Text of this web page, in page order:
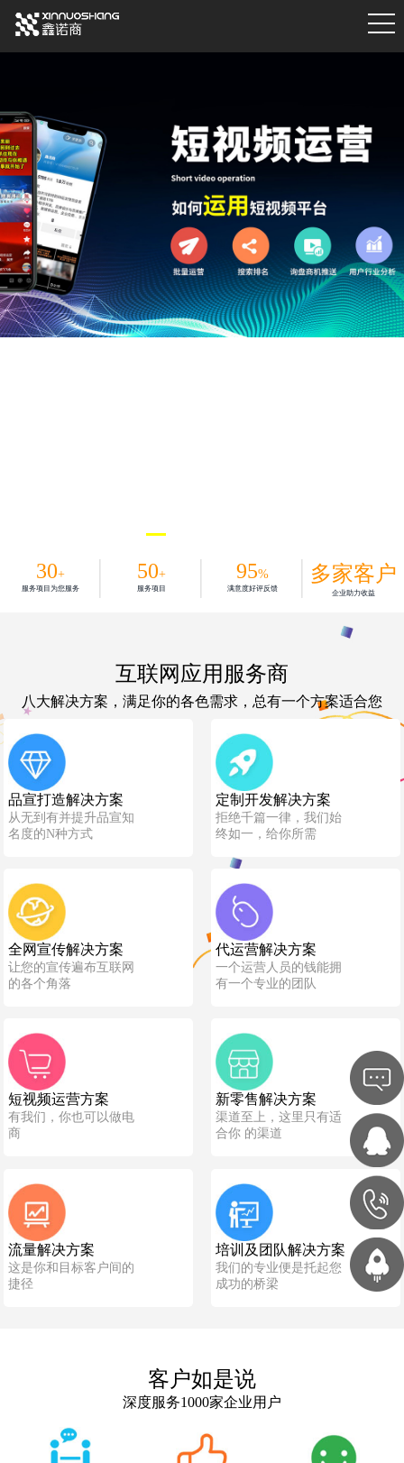
30+
服务项目为您服务
50+
服务项目
95%
满意度好评反馈
多家客户
企业助力收益
互联网应用服务商
八大解决方案，满足你的各色需求，总有一个方案适合您
品宣打造解决方案
从无到有并提升品宣知
名度的N种方式
定制开发解决方案
拒绝千篇一律，我们始
终如一，给你所需
全网宣传解决方案
让您的宣传遍布互联网
的各个角落
代运营解决方案
一个运营人员的钱能拥
有一个专业的团队
短视频运营方案
有我们，你也可以做电
商
新零售解决方案
渠道至上，这里只有适
合你 的渠道
流量解决方案
这是你和目标客户间的
捷径
培训及团队解决方案
我们的专业便是托起您
成功的桥梁
客户如是说
深度服务1000家企业用户